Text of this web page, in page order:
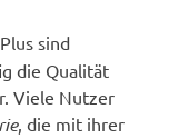
sind
die Qualität
Viele Nutzer
, die mit ihrer